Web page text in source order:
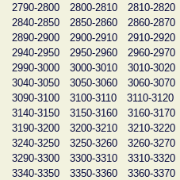
2790-2800
2800-2810 2810-2820
2840-2850
2850-2860 2860-2870
2890-2900
2900-2910 2910-2920
2940-2950
2950-2960 2960-2970
2990-3000
3000-3010 3010-3020
3040-3050
3050-3060 3060-3070
3090-3100
3100-3110 3110-3120
3140-3150
3150-3160 3160-3170
3190-3200
3200-3210 3210-3220
3240-3250
3250-3260 3260-3270
3290-3300
3300-3310 3310-3320
3340-3350
3350-3360 3360-3370